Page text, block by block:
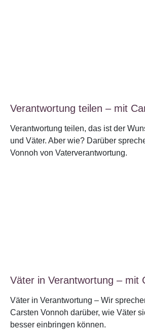
Verantwortung teilen – mit
Verantwortung teilen, das ist der
und Väter. Aber wie? Darüber
Vonnoh von Vaterverantwortung.
Väter in Verantwortung – mit
Väter in Verantwortung – Wir
Carsten Vonnoh darüber, wie Väter
besser einbringen können.